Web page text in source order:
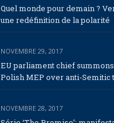
Quel monde pour demain ?
une redéfinition de la polarité
NOVEMBRE 29, 2017
EU parliament chief summons
Polish MEP over anti-Semitic
NOVEMBRE 28, 2017